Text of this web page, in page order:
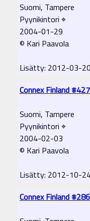
Suomi, Tampere
Pyynikintori ⌖
2004-01-29
© Kari Paavola
Lisätty: 2012-03-
Connex Finland #427
Suomi, Tampere
Pyynikintori ⌖
2004-02-03
© Kari Paavola
Lisätty: 2012-10-
Connex Finland #286